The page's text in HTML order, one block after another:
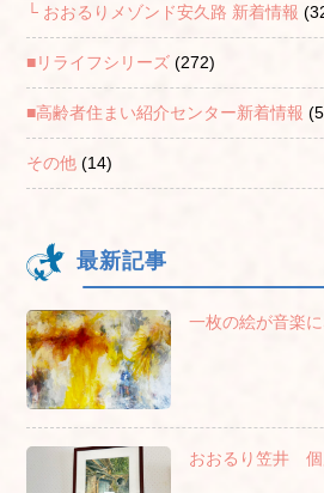
└ おおるりメゾンド安久路 新着情報
■リライフシリーズ (272)
■高齢者住まい紹介センター新着情報
その他 (14)
最新記事
一枚の絵が音楽に
おおるり笠井 個